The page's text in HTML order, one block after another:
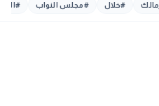
#خلال #مجلس النواب #